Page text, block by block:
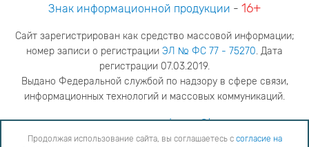
Знак информационной продукции - 16+
Сайт зарегистрирован как средство массовой информации;
номер записи о регистрации ЭЛ № ФС 77 - 75270. Дата
регистрации 07.03.2019.
Выдано Федеральной службой по надзору в сфере связи,
информационных технологий и массовых коммуникаций.
адрес редакцииya.stogova@ksc.ru
телефон редакции81555-79-516
Продолжая использование сайта, вы соглашаетесь с согласие на